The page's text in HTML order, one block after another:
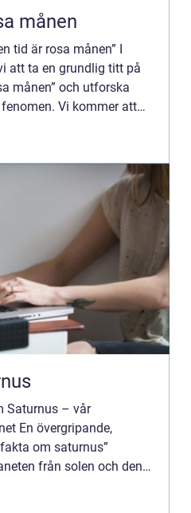
månen
tid är rosa månen” I
att ta en grundlig titt på
månen” och utforska
Vi kommer att
Saturnus – vår
En övergripande,
om saturnus”
från solen och den